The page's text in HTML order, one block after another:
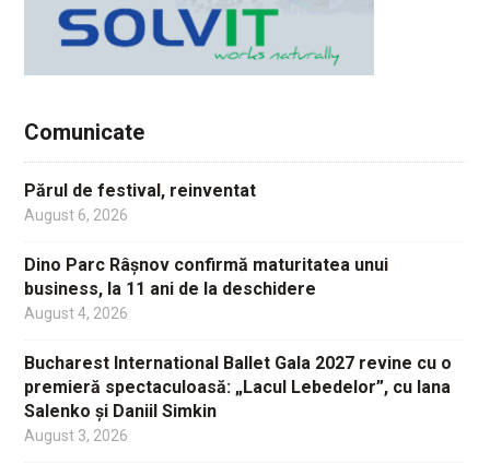
Comunicate
Părul de festival, reinventat
August 6, 2026
Dino Parc Râșnov confirmă maturitatea unui
business, la 11 ani de la deschidere
August 4, 2026
Bucharest International Ballet Gala 2027 revine cu o
premieră spectaculoasă: „Lacul Lebedelor”, cu Iana
Salenko și Daniil Simkin
August 3, 2026